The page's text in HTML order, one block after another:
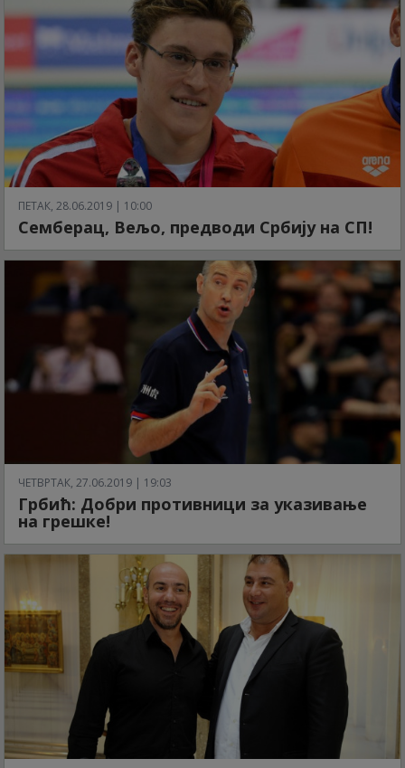
ПЕТАК, 28.06.2019 | 10:00
Семберац, Вељо, предводи Србију на СП!
ЧЕТВРТАК, 27.06.2019 | 19:03
Грбић: Добри противници за указивање
на грешке!